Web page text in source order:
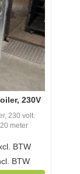
230V
230 volt.
meter
BTW
BTW